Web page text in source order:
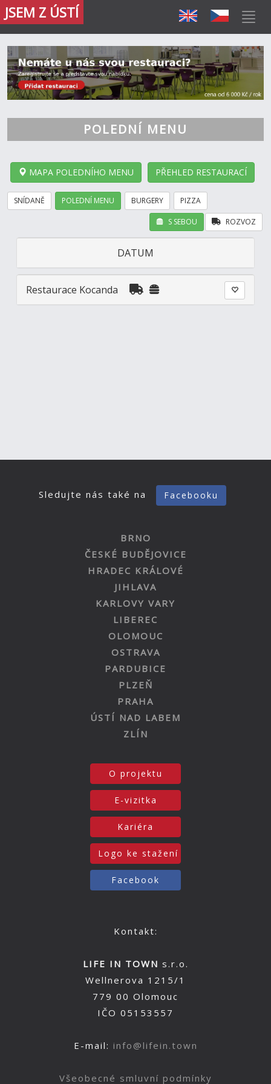
JSEM Z ÚSTÍ
POLEDNÍ MENU
MAPA POLEDNÍHO MENU PŘEHLED RESTAURACÍ
SNÍDANĚ POLEDNÍ MENU BURGERY PIZZA
ROZVOZ
S SEBOU
DATUM
Restaurace Kocanda
Sledujte nás také na Facebooku
BRNO
ČESKÉ BUDĚJOVICE
HRADEC KRÁLOVÉ
JIHLAVA
KARLOVY VARY
LIBEREC
OLOMOUC
OSTRAVA
PARDUBICE
PLZEŇ
PRAHA
ÚSTÍ NAD LABEM
ZLÍN
O projektu
E-vizitka
Kariéra
Logo ke stažení
Facebook
Kontakt:
LIFE IN TOWN s.r.o.
Wellnerova 1215/1
779 00 Olomouc
IČO 05153557
E-mail: info@lifein.town
Všeobecné smluvní podmínky